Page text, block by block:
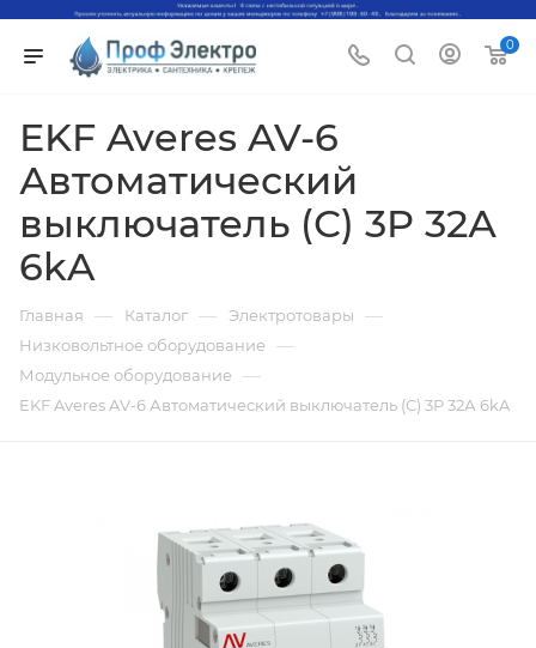
0
EKF Averes AV-6
Автоматический
выключатель (С) 3P 32А
6kA
Главная — Каталог — Электротовары —
Низковольтное оборудование —
Модульное оборудование —
EKF Averes AV-6 Автоматический выключатель (С) 3P 32А 6kA